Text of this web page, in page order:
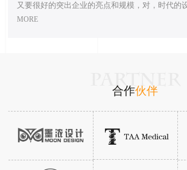
又要很好的突出企业的亮点和规模，对，时代的
的扁平风格...
MORE
PARTNER
合作伙伴